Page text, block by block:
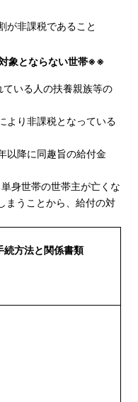
が非課税であること
象とならない世帯※※
いる人の扶養親族等の
より非課税となっている
以降に同趣旨の給付金
身世帯の世帯主が亡くな
まうことから、給付の対
続方法と関係書類